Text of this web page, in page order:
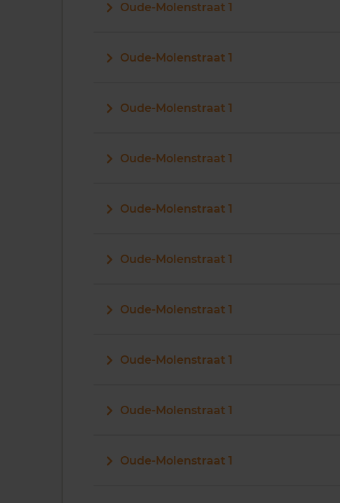
Oude-Molenstraat 1
Oude-Molenstraat 1
Oude-Molenstraat 1
Oude-Molenstraat 1
Oude-Molenstraat 1
Oude-Molenstraat 1
Oude-Molenstraat 1
Oude-Molenstraat 1
Oude-Molenstraat 1
Oude-Molenstraat 1